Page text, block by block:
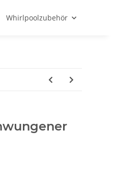
Whirlpoolzubehör